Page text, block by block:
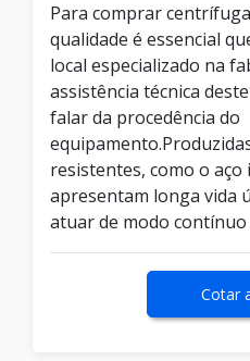
Para comprar
qualidade é essencial
local especializado na
assistência técnica
falar da procedência do
resistentes, como o
apresentam longa vida
atuar de modo contínuo
Cotar